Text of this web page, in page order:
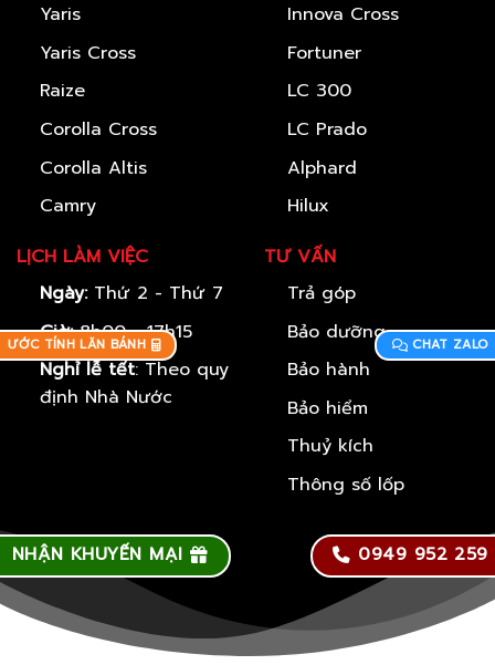
Yaris
Yaris Cross
Raize
Corolla Cross
Corolla Altis
Camry
LỊCH LÀM VIỆC
Ngày:Thứ 2 - Thứ 7
Giờ:8h00 - 17h15
Nghỉ lễ tết: Theo quy
định Nhà Nước
Innova Cross
Fortuner
LC 300
LC Prado
Alphard
Hilux
TƯ VẤN
Trả góp
Bảo dưỡng
Bảo hành
Bảo hiểm
Thuỷ kích
Thông số lốp
0949 952 259
CHAT ZALO
NHẬN KHUYẾN MẠI
ƯỚC TÍNH LĂN BÁNH